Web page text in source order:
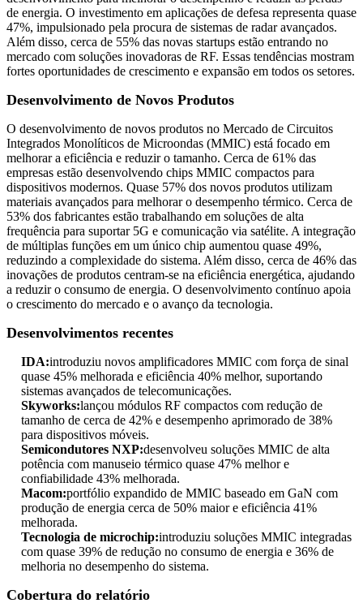
de energia. O investimento em aplicações de defesa representa quase
47%, impulsionado pela procura de sistemas de radar avançados.
Além disso, cerca de 55% das novas startups estão entrando no
mercado com soluções inovadoras de RF. Essas tendências mostram
fortes oportunidades de crescimento e expansão em todos os setores.
Desenvolvimento de Novos Produtos
O desenvolvimento de novos produtos no Mercado de Circuitos
Integrados Monolíticos de Microondas (MMIC) está focado em
melhorar a eficiência e reduzir o tamanho. Cerca de 61% das
empresas estão desenvolvendo chips MMIC compactos para
dispositivos modernos. Quase 57% dos novos produtos utilizam
materiais avançados para melhorar o desempenho térmico. Cerca de
53% dos fabricantes estão trabalhando em soluções de alta
frequência para suportar 5G e comunicação via satélite. A integração
de múltiplas funções em um único chip aumentou quase 49%,
reduzindo a complexidade do sistema. Além disso, cerca de 46% das
inovações de produtos centram-se na eficiência energética, ajudando
a reduzir o consumo de energia. O desenvolvimento contínuo apoia
o crescimento do mercado e o avanço da tecnologia.
Desenvolvimentos recentes
IDA:introduziu novos amplificadores MMIC com força de sinal
quase 45% melhorada e eficiência 40% melhor, suportando
sistemas avançados de telecomunicações.
Skyworks:lançou módulos RF compactos com redução de
tamanho de cerca de 42% e desempenho aprimorado de 38%
para dispositivos móveis.
Semicondutores NXP:desenvolveu soluções MMIC de alta
potência com manuseio térmico quase 47% melhor e
confiabilidade 43% melhorada.
Macom:portfólio expandido de MMIC baseado em GaN com
produção de energia cerca de 50% maior e eficiência 41%
melhorada.
Tecnologia de microchip:introduziu soluções MMIC integradas
com quase 39% de redução no consumo de energia e 36% de
melhoria no desempenho do sistema.
Cobertura do relatório